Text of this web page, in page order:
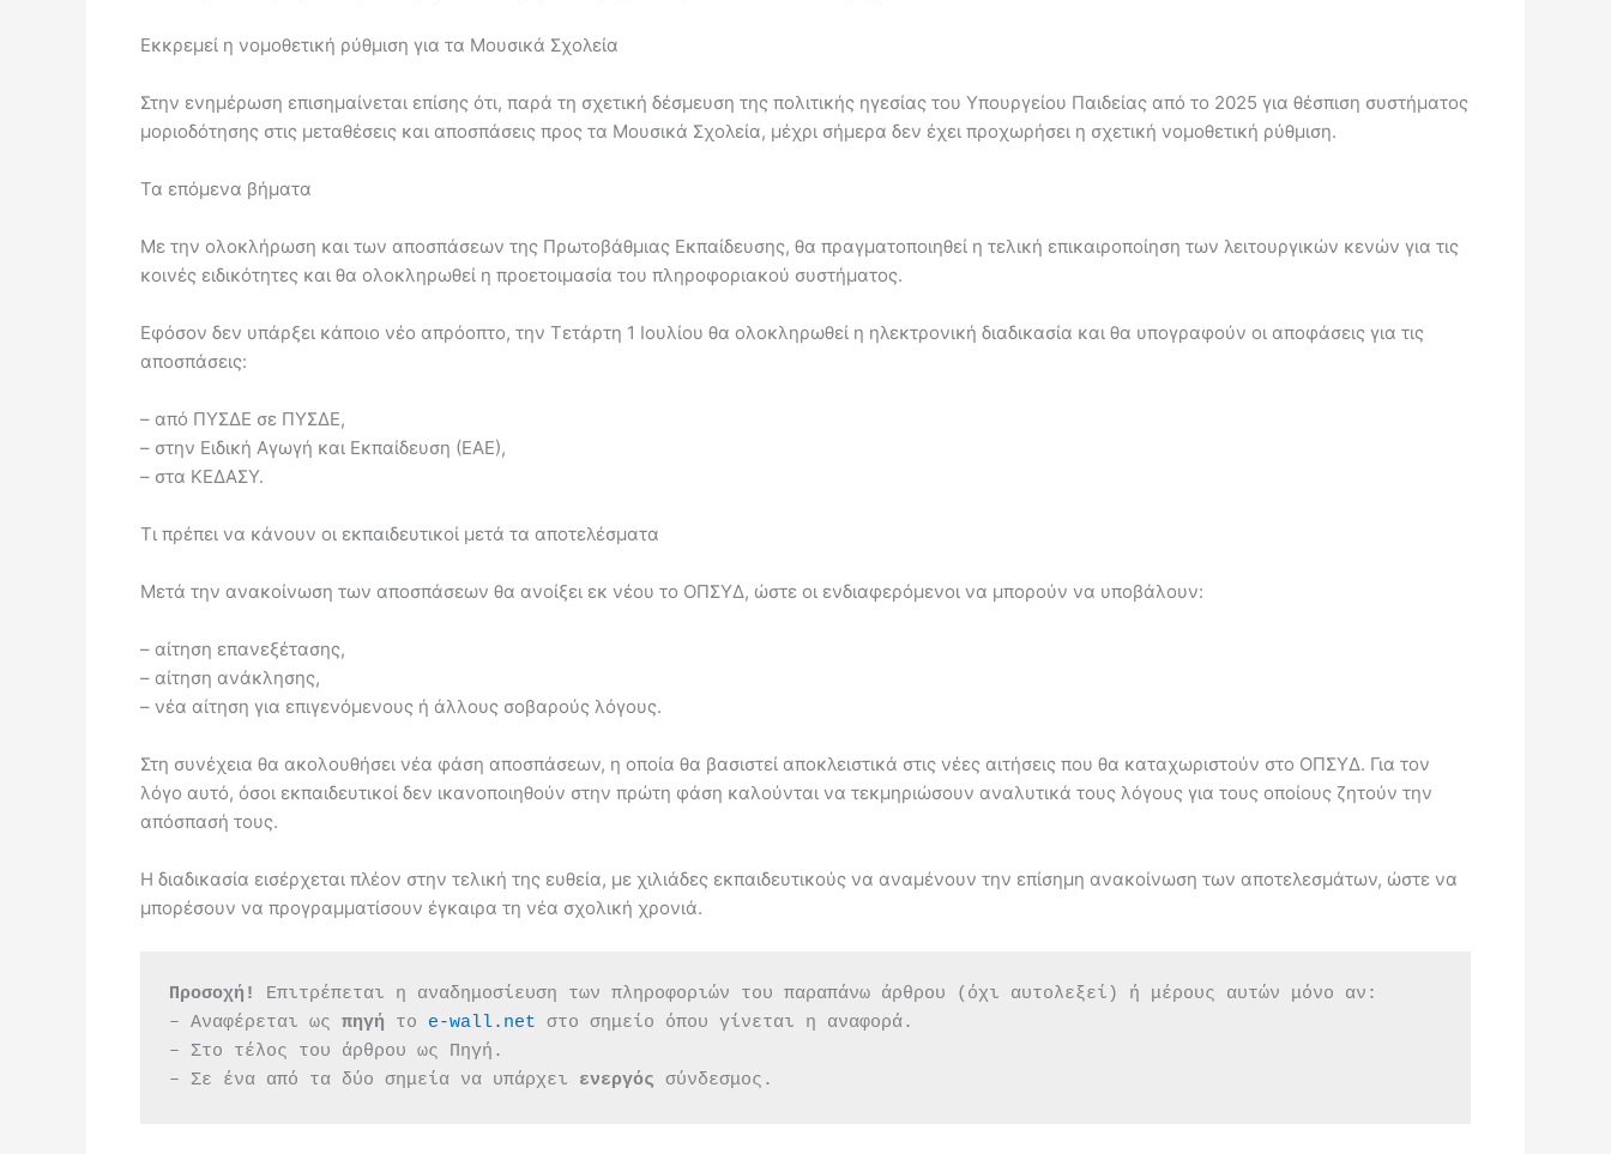
Εκκρεμεί η νομοθετική ρύθμιση για τα Μουσικά Σχολεία
Στην ενημέρωση επισημαίνεται επίσης ότι, παρά τη σχετική δέσμευση της πολιτικής ηγεσίας του Υπουργείου Παιδείας από το 2025 για θέσπιση συστήματος
μοριοδότησης στις μεταθέσεις και αποσπάσεις προς τα Μουσικά Σχολεία, μέχρι σήμερα δεν έχει προχωρήσει η σχετική νομοθετική ρύθμιση.
Τα επόμενα βήματα
Με την ολοκλήρωση και των αποσπάσεων της Πρωτοβάθμιας Εκπαίδευσης, θα πραγματοποιηθεί η τελική επικαιροποίηση των λειτουργικών κενών για τις
κοινές ειδικότητες και θα ολοκληρωθεί η προετοιμασία του πληροφοριακού συστήματος.
Εφόσον δεν υπάρξει κάποιο νέο απρόοπτο, την Τετάρτη 1 Ιουλίου θα ολοκληρωθεί η ηλεκτρονική διαδικασία και θα υπογραφούν οι αποφάσεις για τις
αποσπάσεις:
– από ΠΥΣΔΕ σε ΠΥΣΔΕ,
– στην Ειδική Αγωγή και Εκπαίδευση (ΕΑΕ),
– στα ΚΕΔΑΣΥ.
Τι πρέπει να κάνουν οι εκπαιδευτικοί μετά τα αποτελέσματα
Μετά την ανακοίνωση των αποσπάσεων θα ανοίξει εκ νέου το ΟΠΣΥΔ, ώστε οι ενδιαφερόμενοι να μπορούν να υποβάλουν:
– αίτηση επανεξέτασης,
– αίτηση ανάκλησης,
– νέα αίτηση για επιγενόμενους ή άλλους σοβαρούς λόγους.
Στη συνέχεια θα ακολουθήσει νέα φάση αποσπάσεων, η οποία θα βασιστεί αποκλειστικά στις νέες αιτήσεις που θα καταχωριστούν στο ΟΠΣΥΔ. Για τον
λόγο αυτό, όσοι εκπαιδευτικοί δεν ικανοποιηθούν στην πρώτη φάση καλούνται να τεκμηριώσουν αναλυτικά τους λόγους για τους οποίους ζητούν την
απόσπασή τους.
Η διαδικασία εισέρχεται πλέον στην τελική της ευθεία, με χιλιάδες εκπαιδευτικούς να αναμένουν την επίσημη ανακοίνωση των αποτελεσμάτων, ώστε να
μπορέσουν να προγραμματίσουν έγκαιρα τη νέα σχολική χρονιά.
Προσοχή!
Επιτρέπεται η αναδημοσίευση των πληροφοριών του παραπάνω άρθρου (όχι αυτολεξεί) ή μέρους αυτών μόνο αν:
– Αναφέρεται ως πηγή το e-wall.net στο σημείο όπου γίνεται η αναφορά.
– Στο τέλος του άρθρου ως Πηγή.
– Σε ένα από τα δύο σημεία να υπάρχει ενεργός σύνδεσμος.